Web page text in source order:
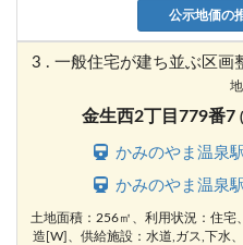
公示地価の
3 . 一般住宅が建ち並ぶ区
金生西2丁目779番7
かみのやま温泉
かみのやま温泉
土地面積：256㎡、利用状況：住宅
造[W]、供給施設：水道,ガス,下水